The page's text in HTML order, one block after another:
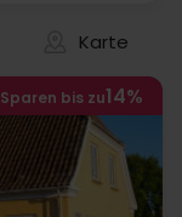
Karte
Sparen bis zu14%